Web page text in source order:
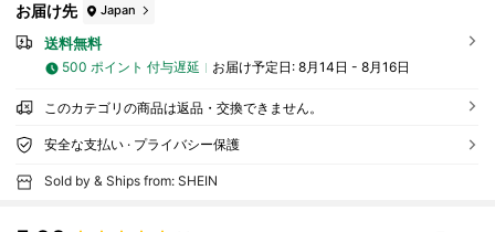
お届け先 Japan
送料無料
500 ポイント 付与遅延 お届け予定日: 8月14日 - 8月16日
このカテゴリの商品は返品・交換できません。
安全な支払い · プライバシー保護
Sold by & Ships from: SHEIN